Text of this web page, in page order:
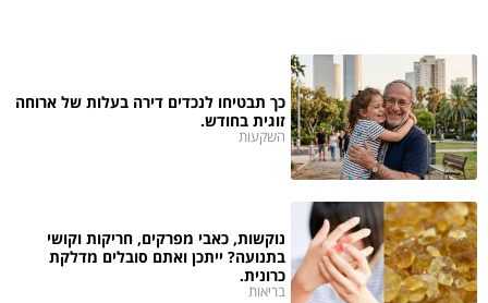
כך תבטיחו לנכדים דירה בעלות של ארוחה
זוגית בחודש.
השקעות
נוקשות, כאבי מפרקים, חריקות וקושי
בתנועה? ייתכן ואתם סובלים מדלקת
כרונית.
בריאות